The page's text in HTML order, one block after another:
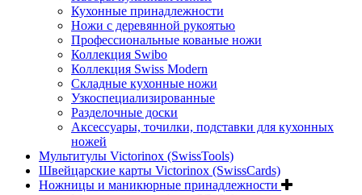
Кухонные принадлежности
Ножи с деревянной рукоятью
Профессиональные кованые ножи
Коллекция Swibo
Коллекция Swiss Modern
Складные кухонные ножи
Узкоспециализированные
Разделочные доски
Аксессуары, точилки, подставки для кухонных
ножей
Мультитулы Victorinox (SwissTools)
Швейцарские карты Victorinox (SwissCards)
Ножницы и маникюрные принадлежности